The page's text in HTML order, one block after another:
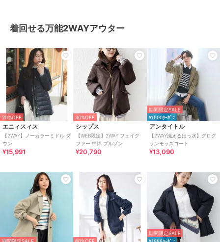
着回せる万能2WAYアウター
20%OFF
エニィスィス
【2WAY】ノーカラーミドル ダ
ウン
¥15,991
30%OFF
シップス
【WEB限定】2WAY フェイク
ファー 中綿 ブルゾン
¥20,790
期間限定SALE
¥1500ｸｰﾎﾟﾝ
アンタイトル
【2WAY洗えるはっ水】グログ
ランモッズコート
¥13,090
期間限定SALE